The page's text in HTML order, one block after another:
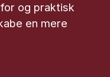
og praktisk
en mere